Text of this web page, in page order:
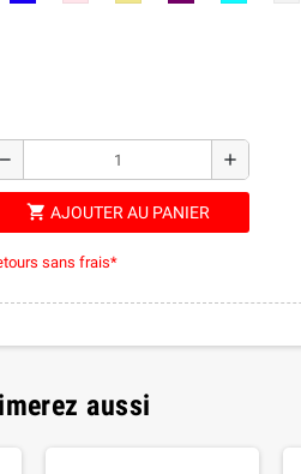
remove add
shopping_cart AJOUTER AU PANIER
sans frais*
aussi